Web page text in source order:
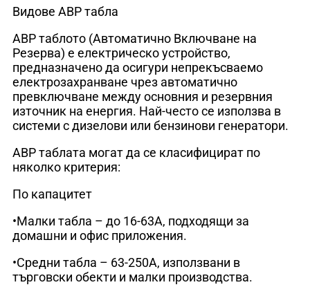
Видове АВР табла
АВР таблото (Автоматично Включване на
Резерва) е електрическо устройство,
предназначено да осигури непрекъсваемо
електрозахранване чрез автоматично
превключване между основния и резервния
източник на енергия. Най-често се използва в
системи с дизелови или бензинови генератори.
АВР таблата могат да се класифицират по
няколко критерия:
По капацитет
•Малки табла – до 16-63А, подходящи за
домашни и офис приложения.
•Средни табла – 63-250А, използвани в
търговски обекти и малки производства.